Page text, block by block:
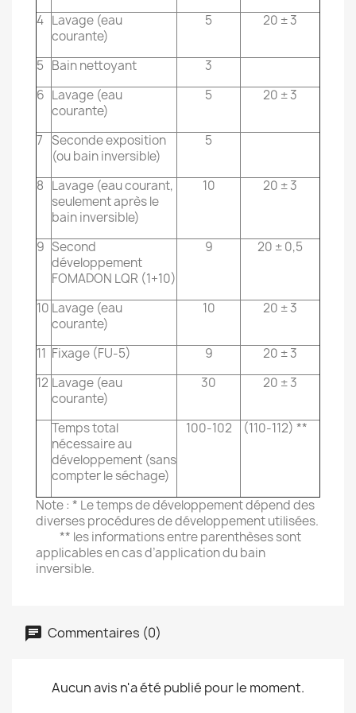
4 Lavage (eau
courante)
5 20 ± 3
5 Bain nettoyant
3
6 Lavage (eau
courante)
5 20 ± 3
7 Seconde exposition
(ou bain inversible)
5
8 Lavage (eau courant,
seulement après le
bain inversible)
10 20 ± 3
9 Second
développement
FOMADON LQR (1+10)
9 20 ± 0,5
10 Lavage (eau
courante)
10 20 ± 3
11 Fixage (FU-5) 9
20 ± 3
12 Lavage (eau
courante)
30 20 ± 3
Temps total
nécessaire au
développement (sans
compter le séchage)
100-102 (110-112) **
Note : * Le temps de développement dépend des
diverses procédures de développement utilisées.
** les informations entre parenthèses sont
applicables en cas d’application du bain
inversible.
Commentaires (0)
Aucun avis n'a été publié pour le moment.